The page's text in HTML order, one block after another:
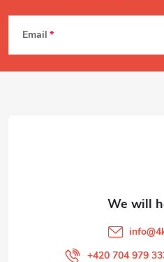
F
o
Email
info@
+420 704 979